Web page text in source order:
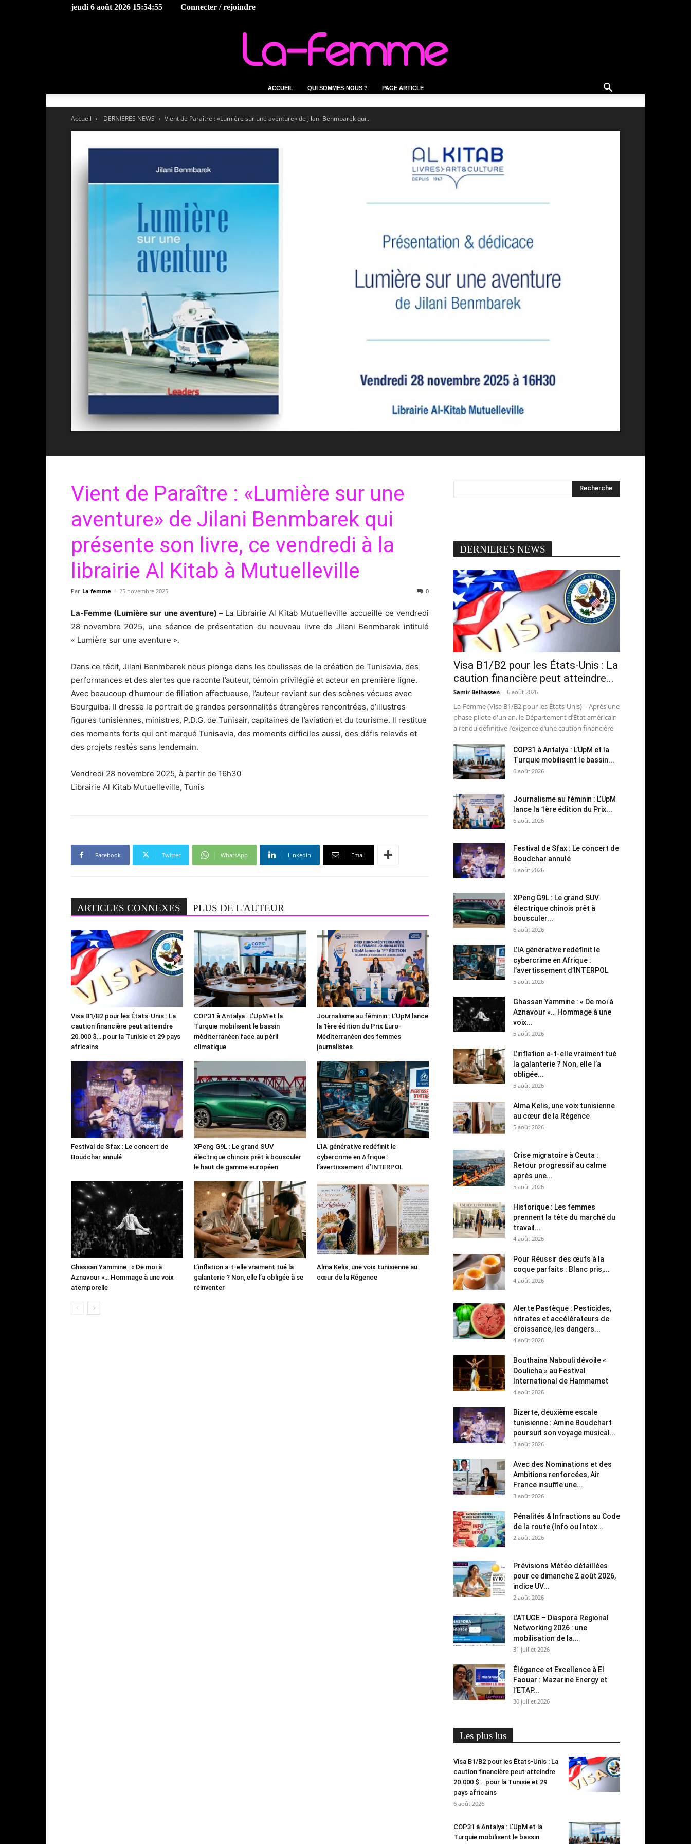
jeudi 6 août 2026 15:54:55 Connecter / rejoindre
ACCUEIL QUI SOMMES-NOUS ? PAGE ARTICLE
Accueil -DERNIERES NEWS Vient de Paraître : «Lumière sur une aventure» de Jilani Benmbarek qui...
Vient de Paraître : «Lumière sur une
aventure» de Jilani Benmbarek qui
présente son livre, ce vendredi à la
librairie Al Kitab à Mutuelleville
Par La femme - 25 novembre 2025 0
La-Femme (Lumière sur une aventure) – La Librairie Al Kitab Mutuelleville accueille ce vendredi
28 novembre 2025, une séance de présentation du nouveau livre de Jilani Benmbarek intitulé
« Lumière sur une aventure ».
Dans ce récit, Jilani Benmbarek nous plonge dans les coulisses de la création de Tunisavia, des
performances et des alertes que raconte l’auteur, témoin privilégié et acteur en première ligne.
Avec beaucoup d’humour de filiation affectueuse, l’auteur revient sur des scènes vécues avec
Bourguiba. Il dresse le portrait de grandes personnalités étrangères rencontrées, d’illustres
figures tunisiennes, ministres, P.D.G. de Tunisair, capitaines de l’aviation et du tourisme. Il restitue
des moments forts qui ont marqué Tunisavia, des moments difficiles aussi, des défis relevés et
des projets restés sans lendemain.
Vendredi 28 novembre 2025, à partir de 16h30
Librairie Al Kitab Mutuelleville, Tunis
Facebook Twitter WhatsApp Linkedin Email
ARTICLES CONNEXES PLUS DE L'AUTEUR
Visa B1/B2 pour les États-Unis : La
caution financière peut atteindre
20.000 $… pour la Tunisie et 29 pays
africains
COP31 à Antalya : L’UpM et la
Turquie mobilisent le bassin
méditerranéen face au péril
climatique
Journalisme au féminin : L’UpM lance
la 1ère édition du Prix Euro-
Méditerranéen des femmes
journalistes
Festival de Sfax : Le concert de
Boudchar annulé
XPeng G9L : Le grand SUV
électrique chinois prêt à bousculer
le haut de gamme européen
L’IA générative redéfinit le
cybercrime en Afrique :
l’avertissement d’INTERPOL
Ghassan Yammine : « De moi à
Aznavour »… Hommage à une voix
atemporelle
L’inflation a-t-elle vraiment tué la
galanterie ? Non, elle l’a obligée à se
réinventer
Alma Kelis, une voix tunisienne au
cœur de la Régence
DERNIERES NEWS
Visa B1/B2 pour les États-Unis : La
caution financière peut atteindre...
Samir Belhassen - 6 août 2026
La-Femme (Visa B1/B2 pour les États-Unis) - Après une
phase pilote d'un an, le Département d’État américain
a rendu définitive l’exigence d’une caution financière
COP31 à Antalya : L’UpM et la
Turquie mobilisent le bassin...
6 août 2026
Journalisme au féminin : L’UpM
lance la 1ère édition du Prix...
6 août 2026
Festival de Sfax : Le concert de
Boudchar annulé
6 août 2026
XPeng G9L : Le grand SUV
électrique chinois prêt à
bousculer...
6 août 2026
L’IA générative redéfinit le
cybercrime en Afrique :
l’avertissement d’INTERPOL
5 août 2026
Ghassan Yammine : « De moi à
Aznavour »… Hommage à une
voix...
5 août 2026
L’inflation a-t-elle vraiment tué
la galanterie ? Non, elle l’a
obligée...
5 août 2026
Alma Kelis, une voix tunisienne
au cœur de la Régence
5 août 2026
Crise migratoire à Ceuta :
Retour progressif au calme
après une...
5 août 2026
Historique : Les femmes
prennent la tête du marché du
travail...
4 août 2026
Pour Réussir des œufs à la
coque parfaits : Blanc pris,...
4 août 2026
Alerte Pastèque : Pesticides,
nitrates et accélérateurs de
croissance, les dangers...
4 août 2026
Bouthaina Nabouli dévoile «
Doulicha » au Festival
International de Hammamet
4 août 2026
Bizerte, deuxième escale
tunisienne : Amine Boudchart
poursuit son voyage musical...
3 août 2026
Avec des Nominations et des
Ambitions renforcées, Air
France insuffle une...
3 août 2026
Pénalités & Infractions au Code
de la route (Info ou Intox...
2 août 2026
Prévisions Météo détaillées
pour ce dimanche 2 août 2026,
indice UV...
2 août 2026
L’ATUGE – Diaspora Regional
Networking 2026 : une
mobilisation de la...
31 juillet 2026
Élégance et Excellence à El
Faouar : Mazarine Energy et
l’ETAP...
30 juillet 2026
Les plus lus
Visa B1/B2 pour les États-Unis : La
caution financière peut atteindre
20.000 $… pour la Tunisie et 29
pays africains
6 août 2026
COP31 à Antalya : L’UpM et la
Turquie mobilisent le bassin